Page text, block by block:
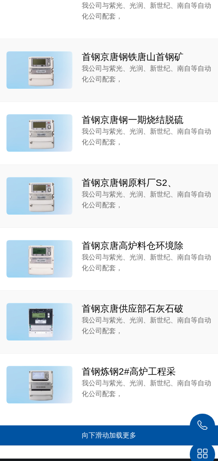
我公司与紫光、光润、新世纪、南自等自动
化公司配套，
首钢京唐钢铁唐山首钢矿
我公司与紫光、光润、新世纪、南自等自动
化公司配套，
首钢京唐钢一期烧结脱硫
我公司与紫光、光润、新世纪、南自等自动
化公司配套，
首钢京唐钢原料厂S2、
我公司与紫光、光润、新世纪、南自等自动
化公司配套，
首钢京唐高炉料仓环境除
我公司与紫光、光润、新世纪、南自等自动
化公司配套，
首钢京唐供应部石灰石破
我公司与紫光、光润、新世纪、南自等自动
化公司配套，
首钢炼钢2#高炉工程采
我公司与紫光、光润、新世纪、南自等自动
化公司配套，
向下滑动加载更多